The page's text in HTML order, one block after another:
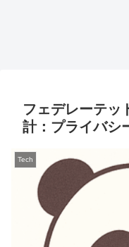
フェデレーテッ
計：プライバシ
Tech